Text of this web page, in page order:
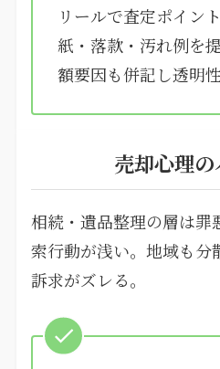
リールで査定ポイン
紙・落款・汚れ例を
額要因も併記し透明
売却心理
相続・遺品整理の層は罪
索行動が浅い。地域も分
訴求がズレる。